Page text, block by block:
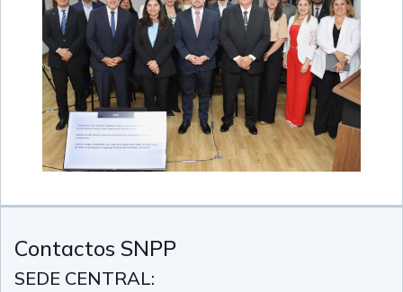
Contactos SNPP
SEDE CENTRAL: